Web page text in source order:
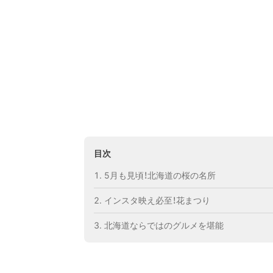
目次
5月も見頃！北海道の桜の名所
インスタ映え必至！花まつり
北海道ならではのグルメを堪能